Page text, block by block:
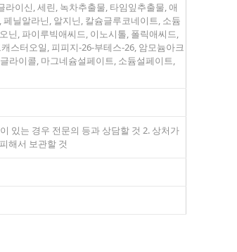
이신, 세린, 녹차추출물, 타임잎추출물, 애
닐알라닌, 알지닌, 칼슘글루코네이트, 소듐
닌, 파이루빅애씨드, 이노시톨, 폴릭애씨드,
스터오일, 피피지-26-부테스-26, 암모늄아크
라이콜, 마그네슘설페이트, 소듐설페이트,
있는 경우 전문의 등과 상담할 것 2. 상처가
해서 보관할 것